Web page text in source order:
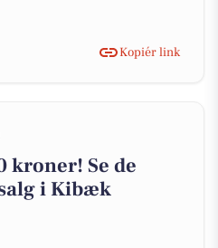
Kopiér link
kroner! Se de
i Kibæk